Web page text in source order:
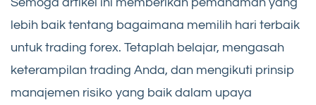
lebih baik tentang bagaimana memilih hari terbaik
untuk trading forex. Tetaplah belajar, mengasah
keterampilan trading Anda, dan mengikuti prinsip
manajemen risiko yang baik dalam upaya